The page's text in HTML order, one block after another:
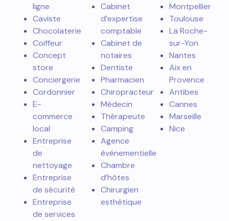
ligne
Caviste
Chocolaterie
Coiffeur
Concept
store
Conciergerie
Cordonnier
E-
commerce
local
Entreprise
de
nettoyage
Entreprise
de sécurité
Entreprise
de services
Cabinet
d’expertise
comptable
Cabinet de
notaires
Dentiste
Pharmacien
Chiropracteur
Médecin
Thérapeute
Camping
Agence
événementielle
Chambre
d’hôtes
Chirurgien
esthétique
Montpellier
Toulouse
La Roche-
sur-Yon
Nantes
Aix en
Provence
Antibes
Cannes
Marseille
Nice